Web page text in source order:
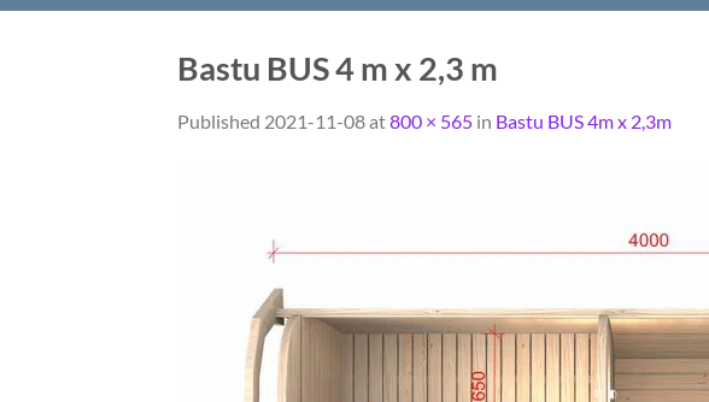
Bastu BUS 4 m x 2,3 m
Published 2021-11-08at800 × 565 in Bastu BUS 4m x 2,3m